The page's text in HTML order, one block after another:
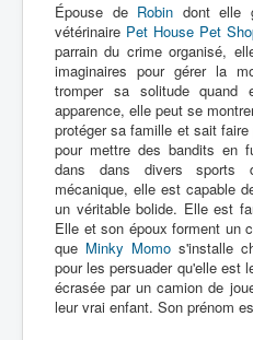
Épouse de Robin dont elle
vétérinaire Pet House Pet
parrain du crime organisé,
imaginaires pour gérer la
tromper sa solitude
apparence, elle peut se
protéger sa famille et sait
pour mettre des bandits en
dans dans divers sports
mécanique, elle est capable
un véritable bolide. Elle est
Elle et son époux forment un
que Minky Momo s'installe
pour les persuader qu'elle est
écrasée par un camion de
leur vrai enfant. Son prénom